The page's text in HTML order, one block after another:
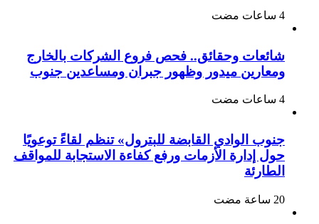
شائعات وحقائق.. فحص فروع الشركات بالخارج
ومعارين ميدور وظهور جبران ومساعدين جنوب
جنوب الوادي القابضة للبترول» تنظم لقاءً توعويًا
حول إدارة الأزمات ورفع كفاءة الاستجابة للمواقف
الطارئة